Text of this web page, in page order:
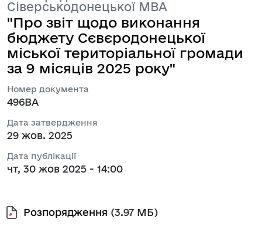
Сіверськодонецької МВА
"Про звіт щодо виконання
бюджету Сєвєродонецької
міської територіальної громади
за 9 місяців 2025 року"
Номер документа
496ВА
Дата затвердження
29 жов. 2025
Дата публікації
чт, 30 жов 2025 - 14:00
Розпорядження (3.97 МБ)